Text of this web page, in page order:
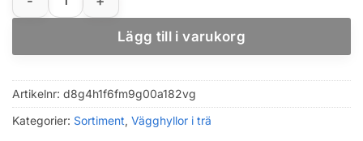
Lägg till i varukorg
Artikelnr: d8g4h1f6fm9g00a182vg
Kategorier: Sortiment Vägghyllor i trä